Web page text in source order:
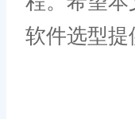
软件选型提